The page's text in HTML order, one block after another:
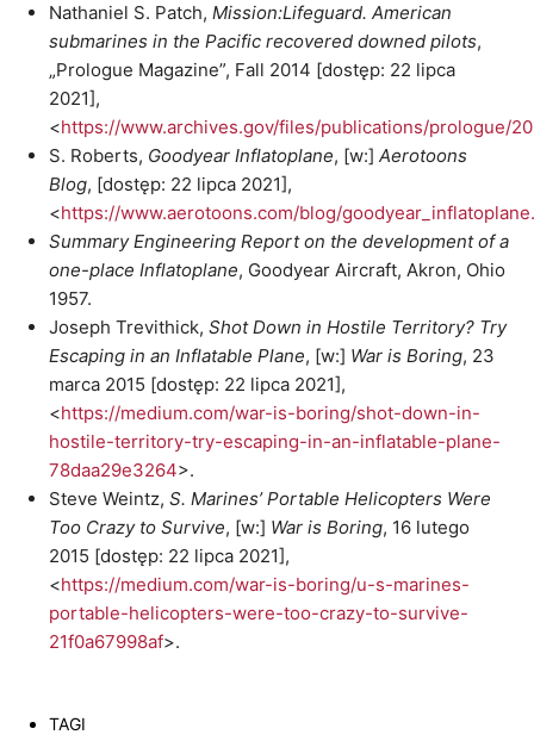
Nathaniel S. Patch, Mission:Lifeguard. American
submarines in the Pacific recovered downed pilots,
„Prologue Magazine”, Fall 2014 [dostęp: 22 lipca
2021],
<https://www.archives.gov/files/publications/prologue/
S. Roberts, Goodyear Inflatoplane, [w:] Aerotoons
Blog, [dostęp: 22 lipca 2021],
<https://www.aerotoons.com/blog/
Summary Engineering Report on the development of a
one-place Inflatoplane, Goodyear Aircraft, Akron, Ohio
1957.
Joseph Trevithick, Shot Down in Hostile Territory? Try
Escaping in an Inflatable Plane, [w:] War is Boring, 23
marca 2015 [dostęp: 22 lipca 2021],
<https://medium.com/war-is-boring/shot-down-in-
hostile-territory-try-escaping-in-an-inflatable-plane-
78daa29e3264>.
Steve Weintz, S. Marines’ Portable Helicopters Were
Too Crazy to Survive, [w:] War is Boring, 16 lutego
2015 [dostęp: 22 lipca 2021],
<https://medium.com/war-is-boring/u-s-marines-
portable-helicopters-were-too-crazy-to-survive-
21f0a67998af>.
TAGI